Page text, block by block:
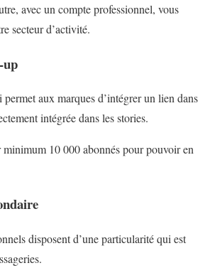
avec un compte professionnel, vous
secteur d’activité.
up
aux marques d’intégrer un lien dans
intégrée dans les stories.
10 000 abonnés pour pouvoir en
disposent d’une particularité qui est